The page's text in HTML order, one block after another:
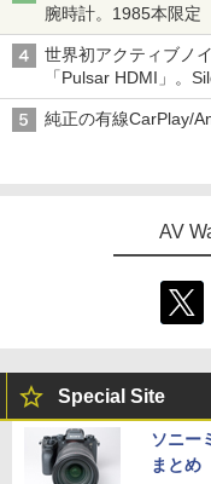
腕時計。1985本限定
世界初アクティブノ
「Pulsar HDMI」。
純正の有線CarPlay/
AV
Special Site
ソニー
まとめ